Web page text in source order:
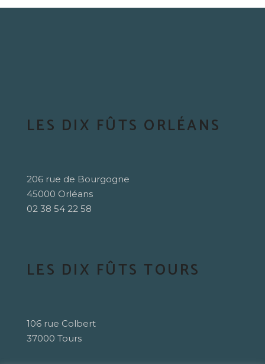
LES DIX FÛTS ORLÉANS
206 rue de Bourgogne
45000 Orléans
02 38 54 22 58
LES DIX FÛTS TOURS
106 rue Colbert
37000 Tours